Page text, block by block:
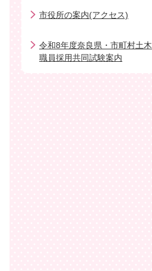
市役所の案内(アクセス)
令和8年度奈良県・市町村土木
職員採用共同試験案内